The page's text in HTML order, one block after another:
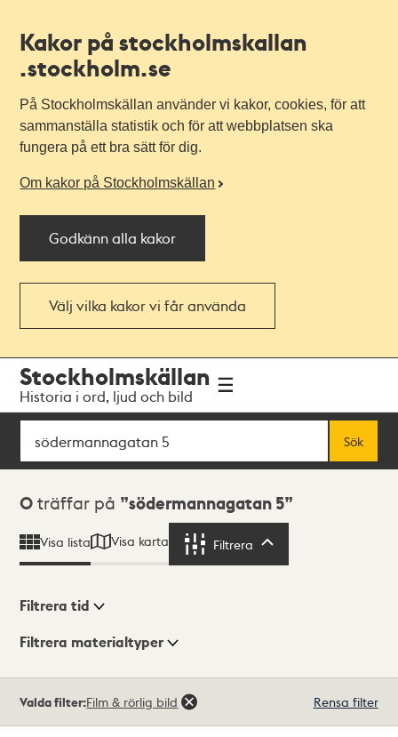
Kakor på stockholmskallan
.stockholm.se
På Stockholmskällan använder vi kakor, cookies, för att
sammanställa statistik och för att webbplatsen ska
fungera på ett bra sätt för dig.
Om kakor på Stockholmskällan
Godkänn alla kakor
Välj vilka kakor vi får använda
navigationen
huvudinnehållet
Stockholmskällan
Historia i ord, ljud och bild
Sök
Sök
Sökresultat
0 träffar på södermannagatan 5
Visa lista Visa karta Filtrera
Visningsläge
Filtrera tid
Filtrera materialtyper
träffar
Valda filter:Film & rörlig bild Rensa filter